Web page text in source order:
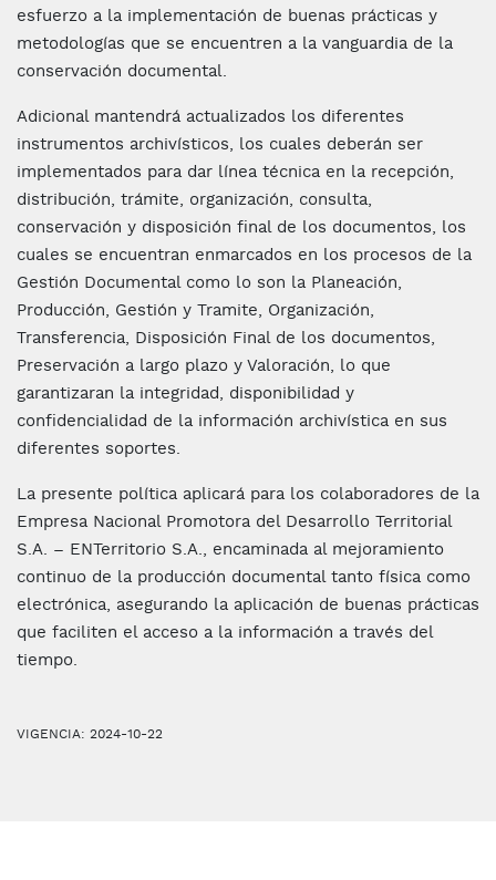
esfuerzo a la implementación de buenas prácticas y
metodologías que se encuentren a la vanguardia de la
conservación documental.
Adicional mantendrá actualizados los diferentes
instrumentos archivísticos, los cuales deberán ser
implementados para dar línea técnica en la recepción,
distribución, trámite, organización, consulta,
conservación y disposición final de los documentos, los
cuales se encuentran enmarcados en los procesos de la
Gestión Documental como lo son la Planeación,
Producción, Gestión y Tramite, Organización,
Transferencia, Disposición Final de los documentos,
Preservación a largo plazo y Valoración, lo que
garantizaran la integridad, disponibilidad y
confidencialidad de la información archivística en sus
diferentes soportes.
La presente política aplicará para los colaboradores de la
Empresa Nacional Promotora del Desarrollo Territorial
S.A. – ENTerritorio S.A., encaminada al mejoramiento
continuo de la producción documental tanto física como
electrónica, asegurando la aplicación de buenas prácticas
que faciliten el acceso a la información a través del
tiempo.
VIGENCIA: 2024-10-22